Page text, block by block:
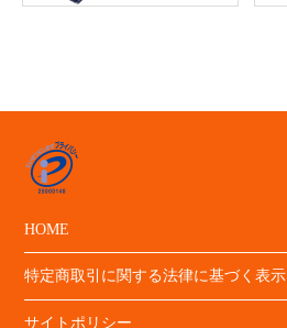
HOME
特定商取引に関する法律に基づく表示
サイトポリシー